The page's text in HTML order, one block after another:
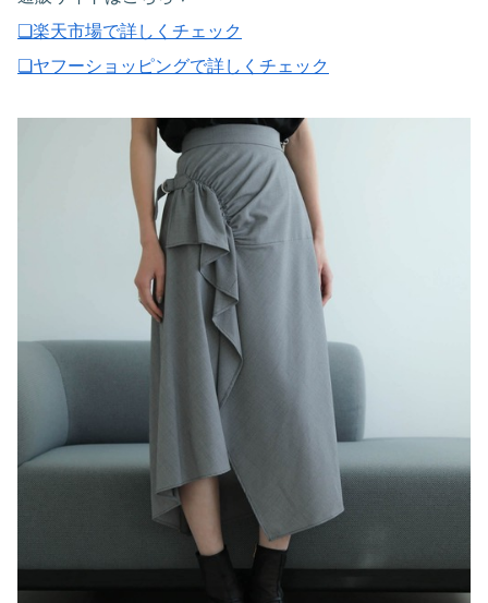
❏楽天市場で詳しくチェック
❏ヤフーショッピングで詳しくチェック